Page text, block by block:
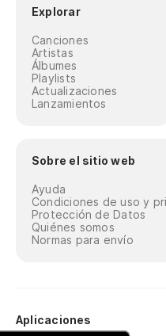
Explorar
Canciones
Artistas
Álbumes
Playlists
Actualizaciones
Lanzamientos
Sobre el sitio web
Ayuda
Condiciones de uso y
Protección de Datos
Quiénes somos
Normas para envío
Aplicaciones